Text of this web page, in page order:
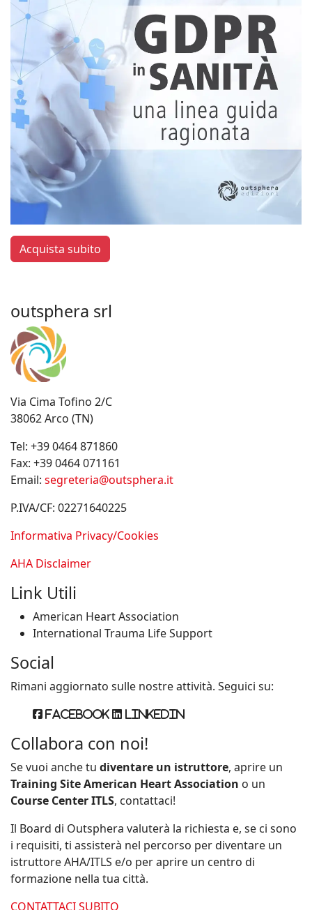
Acquista subito
outsphera srl
Via Cima Tofino 2/C
38062 Arco (TN)
Tel: +39 0464 871860
Fax: +39 0464 071161
Email: segreteria@outsphera.it
P.IVA/CF: 02271640225
Informativa Privacy/Cookies
AHA Disclaimer
Link Utili
American Heart Association
International Trauma Life Support
Social
Rimani aggiornato sulle nostre attività. Seguici su:
Facebook Linkedin
Collabora con noi!
Se vuoi anche tu diventare un istruttore, aprire un
Training Site American Heart Association o un
Course Center ITLS, contattaci!
Il Board di Outsphera valuterà la richiesta e, se ci sono
i requisiti, ti assisterà nel percorso per diventare un
istruttore AHA/ITLS e/o per aprire un centro di
formazione nella tua città.
CONTATTACI SUBITO